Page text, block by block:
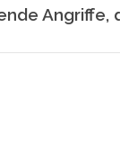
Angriffe,